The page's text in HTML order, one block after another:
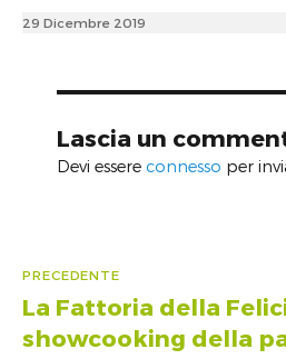
Posted
29 Dicembre 2019
Lascia un
Devi essereconnesso per
Navigazione
articoli
PRECEDENTE
Articolo
precedente:
La Fattoria della
showcooking della